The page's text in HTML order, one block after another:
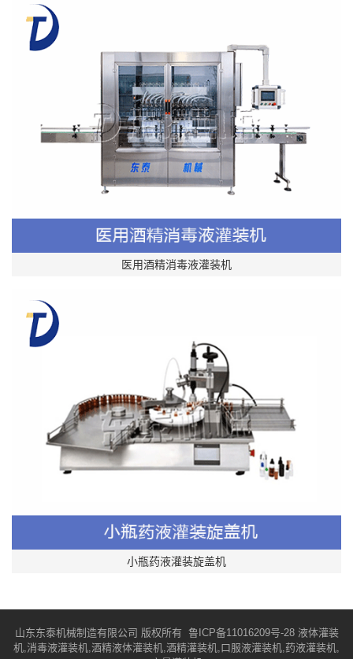
医用酒精消毒液灌装机
小瓶药液灌装旋盖机
山东东泰机械制造有限公司 版权所有 鲁ICP备11016209号-28液体灌装
机,消毒液灌装机,酒精液体灌装机,酒精灌装机,口服液灌装机,药液灌装机,